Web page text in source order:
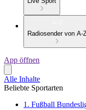
Radiosender von A-
App öffnen
Alle Inhalte
Beliebte Sportarten
1. Fußball